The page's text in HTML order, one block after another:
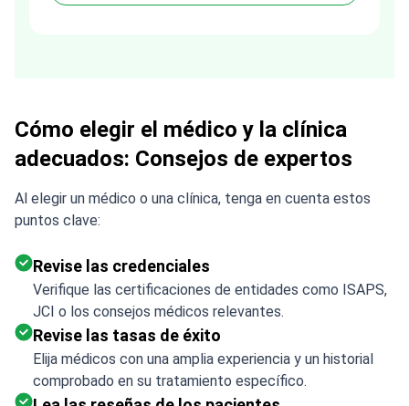
Cómo elegir el médico y la clínica
adecuados: Consejos de expertos
Al elegir un médico o una clínica, tenga en cuenta estos
puntos clave:
Revise las credenciales
Verifique las certificaciones de entidades como ISAPS,
JCI o los consejos médicos relevantes.
Revise las tasas de éxito
Elija médicos con una amplia experiencia y un historial
comprobado en su tratamiento específico.